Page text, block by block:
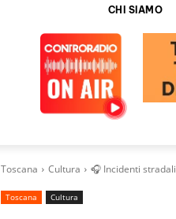
CHI SIAMO
Toscana Cultura 🎧 Incidenti
Toscana Cultura